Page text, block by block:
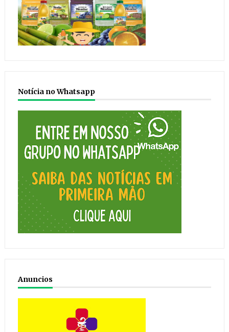
Notícia no Whatsapp
Anuncios